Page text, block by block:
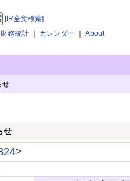
[IR全文検索]
財務統計 ｜ カレンダー ｜ About
せ
せ